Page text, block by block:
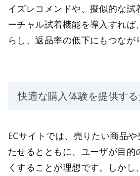
イズレコメンドや、擬似的な試
ーチャル試着機能を導入すれば
らし、返品率の低下にもつなが
快適な購入体験を提供す
ECサイトでは、売りたい商品
たせるとともに、ユーザが目的
くすることが理想です。しかし